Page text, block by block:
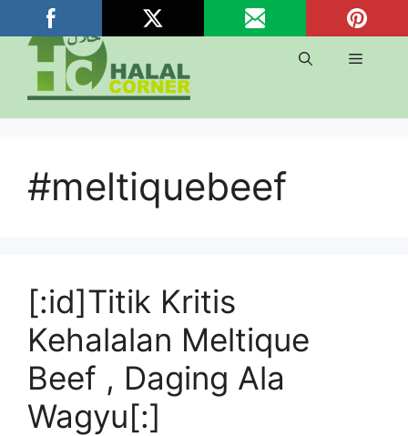
Langsung
ke
Menu
#meltiquebeef
[:id]Titik Kritis
Kehalalan Meltique
Beef , Daging Ala
Wagyu[:]